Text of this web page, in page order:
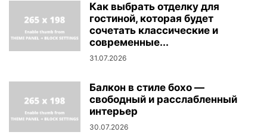
Как выбрать отделку для
гостиной, которая будет
сочетать классические и
современные...
31.07.2026
Балкон в стиле бохо —
свободный и расслабленный
интерьер
30.07.2026